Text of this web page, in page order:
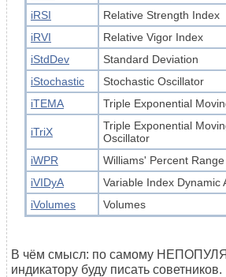
iRSI
Relative Strength Index
iRVI
Relative Vigor Index
iStdDev
Standard Deviation
iStochastic
Stochastic Oscillator
iTEMA
Triple Exponential
iTriX
Triple Exponential
Oscillator
iWPR
Williams' Percent Range
iVIDyA
Variable Index Dynamic
iVolumes
Volumes
В чём смысл: по самому
индикатору буду писать советников.